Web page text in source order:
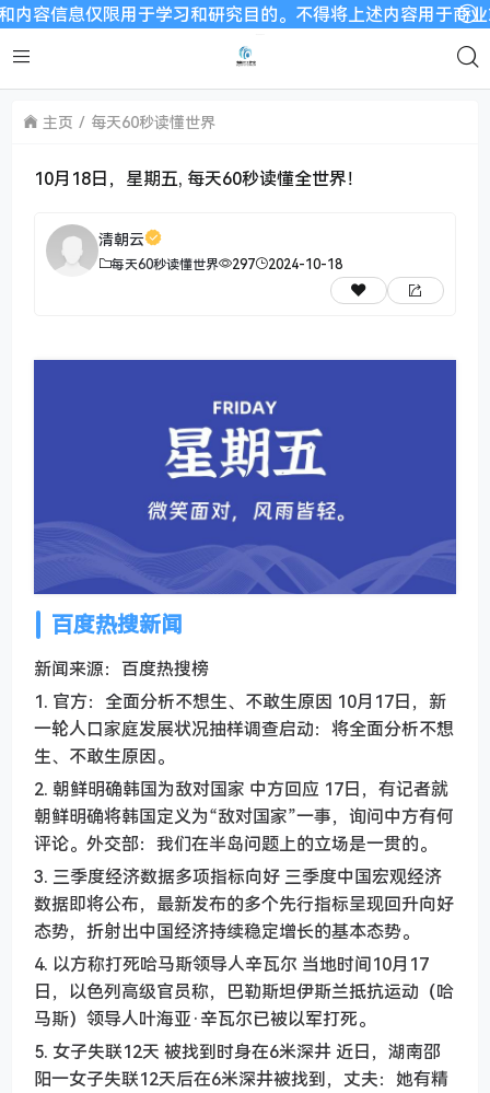
息仅限用于学习和研究目的。不得将上述内容用于商业或
主页 每天60秒读懂世界
10月18日，星期五, 每天60秒读懂全世界！
清朝云
每天60秒读懂世界 297 2024-10-18
百度热搜新闻
新闻来源：百度热搜榜
1. 官方：全面分析不想生、不敢生原因 10月17日，新
一轮人口家庭发展状况抽样调查启动：将全面分析不想
生、不敢生原因。
2. 朝鲜明确韩国为敌对国家 中方回应 17日，有记者就
朝鲜明确将韩国定义为“敌对国家”一事，询问中方有何
评论。外交部：我们在半岛问题上的立场是一贯的。
3. 三季度经济数据多项指标向好 三季度中国宏观经济
数据即将公布，最新发布的多个先行指标呈现回升向好
态势，折射出中国经济持续稳定增长的基本态势。
4. 以方称打死哈马斯领导人辛瓦尔 当地时间10月17
日，以色列高级官员称，巴勒斯坦伊斯兰抵抗运动（哈
马斯）领导人叶海亚·辛瓦尔已被以军打死。
5. 女子失联12天 被找到时身在6米深井 近日，湖南邵
阳一女子失联12天后在6米深井被找到，丈夫：她有精